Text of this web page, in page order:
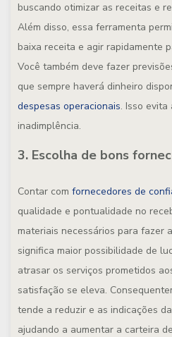
buscando otimizar as receitas e
Além disso, essa ferramenta
baixa receita e agir rapidamente
Você também deve fazer
que sempre haverá dinheiro
despesas operacionais. Isso
inadimplência.
3. Escolha de bons
Contar com fornecedores de
qualidade e pontualidade no
materiais necessários para fazer
significa maior possibilidade de
atrasar os serviços prometidos
satisfação se eleva.
tende a reduzir e as indicações
ajudando a aumentar a carteira